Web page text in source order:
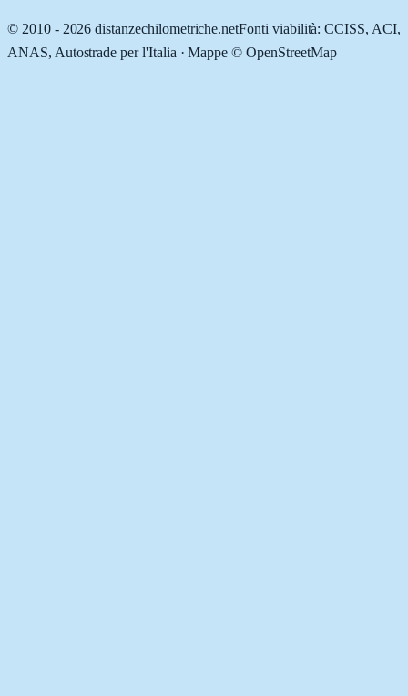
© 2010 - 2026 distanzechilometriche.netFonti viabilità: CCISS, ACI,
ANAS, Autostrade per l'Italia · Mappe © OpenStreetMap